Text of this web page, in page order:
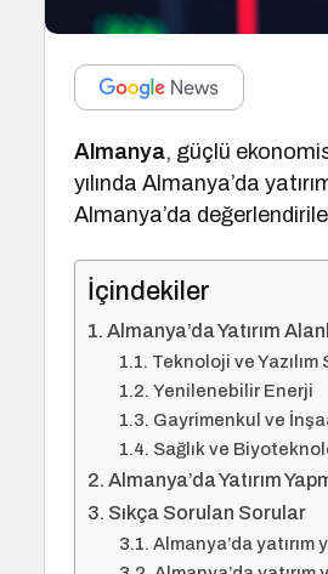
Almanya, güçlü
yılında Almanya’da
Almanya’da
İçindekiler
Almanya’da Yatırım
Teknoloji ve Yazılım
Yenilenebilir Enerji
Gayrimenkul ve
Sağlık ve
Almanya’da Yatırım
Sıkça Sorulan Sorular
Almanya’da